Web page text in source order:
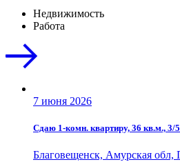
Недвижимость
Работа
7 июня 2026
Сдаю 1-комн. квартиру, 36 кв.м., 3/5
Благовещенск, Амурская обл,